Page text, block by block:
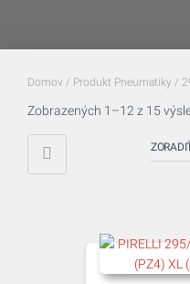
Domov / Produkt Pneumatiky /
Zobrazených 1–12 z 15